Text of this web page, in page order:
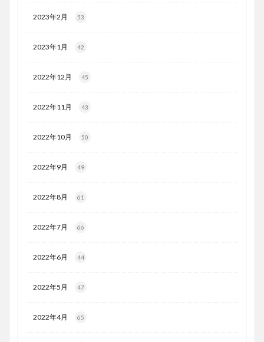
2023年2月 53
2023年1月 42
2022年12月 45
2022年11月 43
2022年10月 50
2022年9月 49
2022年8月 61
2022年7月 66
2022年6月 44
2022年5月 47
2022年4月 65